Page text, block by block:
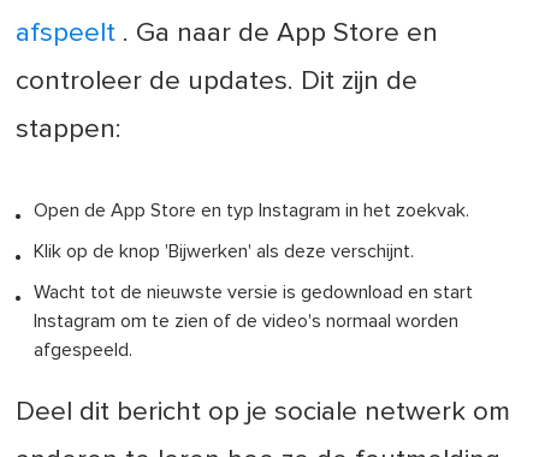
afspeelt . Ga naar de App Store en
controleer de updates. Dit zijn de
stappen:
Open de App Store en typ Instagram in het zoekvak.
Klik op de knop 'Bijwerken' als deze verschijnt.
Wacht tot de nieuwste versie is gedownload en start
Instagram om te zien of de video's normaal worden
afgespeeld.
Deel dit bericht op je sociale netwerk om